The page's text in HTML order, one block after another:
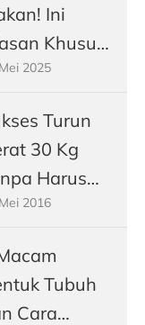
Ini
Khusus
Pria
2025
Turun
30 Kg
Harus
Vegetarian
2016
Tubuh
Cara